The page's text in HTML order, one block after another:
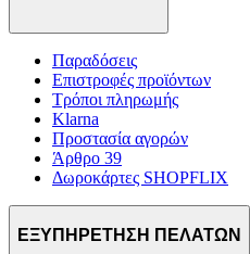
Παραδόσεις
Επιστροφές προϊόντων
Τρόποι πληρωμής
Klarna
Προστασία αγορών
Άρθρο 39
Δωροκάρτες SHOPFLIX
ΕΞΥΠΗΡΕΤΗΣΗ ΠΕΛΑΤΩΝ